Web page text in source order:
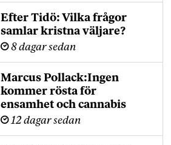
Efter Tidö: Vilka frågor
samlar kristna väljare?
8 dagar sedan
Marcus Pollack:Ingen
kommer rösta för
ensamhet och cannabis
12 dagar sedan